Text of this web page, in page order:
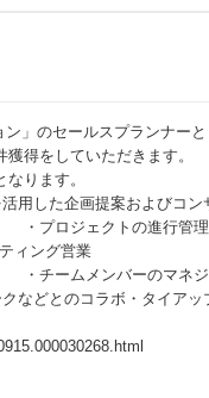
のセールスプランナーと
得をしていただきます。
ります。
用した企画提案およびコン
プロジェクトの進行管理
ィング営業
・チームメンバーのマネジ
などとのコラボ・タイアッ